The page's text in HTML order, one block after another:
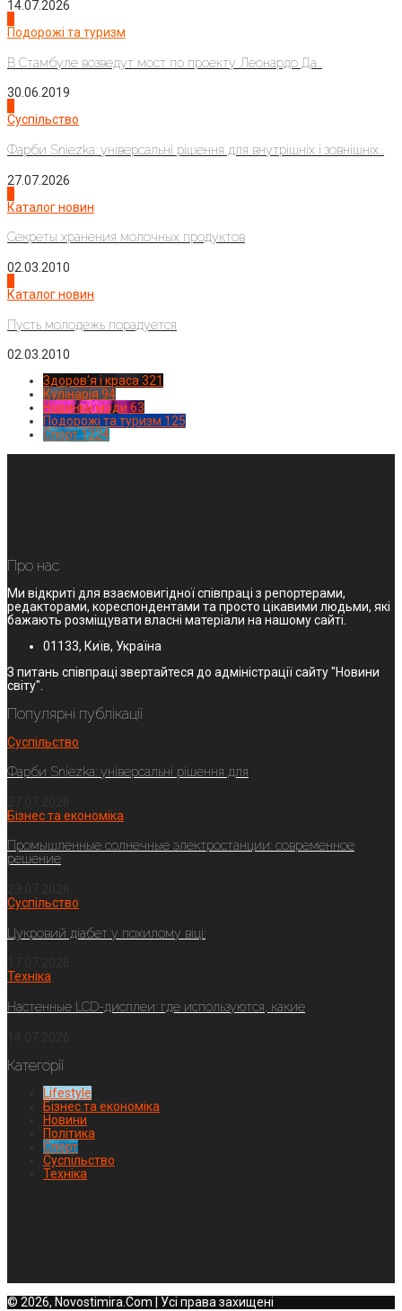
14.07.2026
Подорожі та туризм
В Стамбуле возведут мост по проекту Леонардо Да...
30.06.2019
Суспільство
Фарби Sniezka: універсальні рішення для внутрішніх і зовнішніх...
27.07.2026
Каталог новин
Секреты хранения молочных продуктов
02.03.2010
Каталог новин
Пусть молодежь порадуется
02.03.2010
Здоров'я і краса 321
Кулінарія 94
Новинки моди 63
Подорожі та туризм 125
Спорт1224
Про нас
Ми відкриті для взаємовигідної співпраці з репортерами,
редакторами, кореспондентами та просто цікавими людьми, які
бажають розміщувати власні матеріали на нашому сайті.
01133, Київ, Україна
З питань співпраці звертайтеся до адміністрації сайту "Новини
світу".
Популярні публікації
Суспільство
Фарби Sniezka: універсальні рішення для
Бізнес та економіка
Промышленные солнечные электростанции: современное
решение
Суспільство
Цукровий діабет у похилому віці:
Техніка
Настенные LCD-дисплеи: где используются, какие
Категорії
Lifestyle
Бізнес та економіка
Новини
Політика
Спорт
Суспільство
Техніка
© 2026, Novostimira.Com | Усі права захищені